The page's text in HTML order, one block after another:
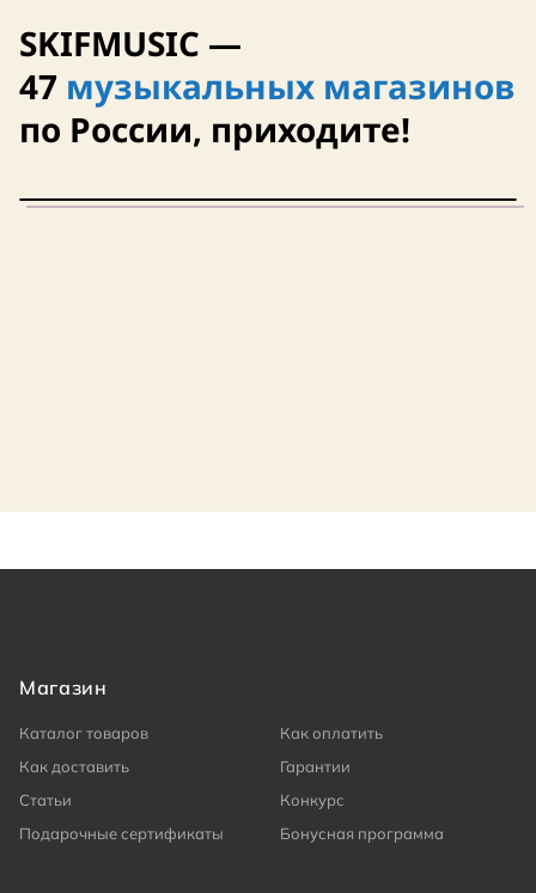
SKIFMUSIC —
47 музыкальных магазинов
по России, приходите!
Магазин
Каталог товаров
Как оплатить
Как доставить
Гарантии
Статьи
Конкурс
Подарочные сертификаты
Бонусная программа